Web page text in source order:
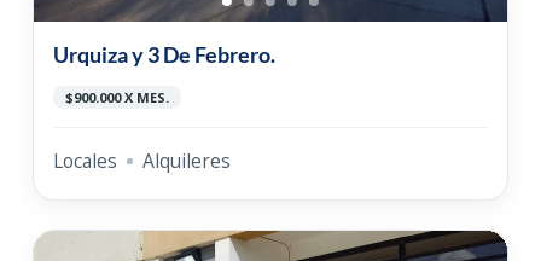
Urquiza y 3 De Febrero.
$900.000 X MES.
Locales Alquileres